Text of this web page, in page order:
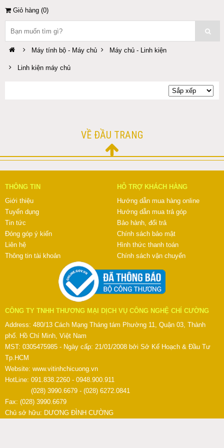
Giỏ hàng (0)
Máy tính bộ - Máy chủ Máy chủ - Linh kiện
Linh kiện máy chủ
VỀ ĐẦU TRANG
THÔNG TIN
Giới thiệu
Tuyển dụng
Tin tức
Đóng góp ý kiến
Liên hệ
Thông tin tài khoản
HỖ TRỢ KHÁCH HÀNG
Hướng dẫn mua hàng online
Hướng dẫn mua trả góp
Bảo hành, đổi trả
Chính sách bảo mật
Hình thức thanh toán
Chính sách vận chuyển
CÔNG TY TNHH THƯƠNG MẠI DỊCH VỤ CÔNG NGHỆ CHÍ CƯỜNG
Address: 480/13 Cách Mạng Tháng tám Phường 11, Quận 03, Thành
phố. Hồ Chí Minh, Việt Nam
MST: 0305475985 - Ngày cấp: 21/01/2008 bởi Sở Kế Hoạch & Đầu Tư
Tp.HCM
Website: www.vitinhchicuong.vn
HotLine: 091.838.2260 - 0948.900.911
(028) 3990.6679 - (028) 6272.0841
Fax: (028) 3990.6679
Chủ sở hữu: DƯƠNG ĐÌNH CƯỜNG